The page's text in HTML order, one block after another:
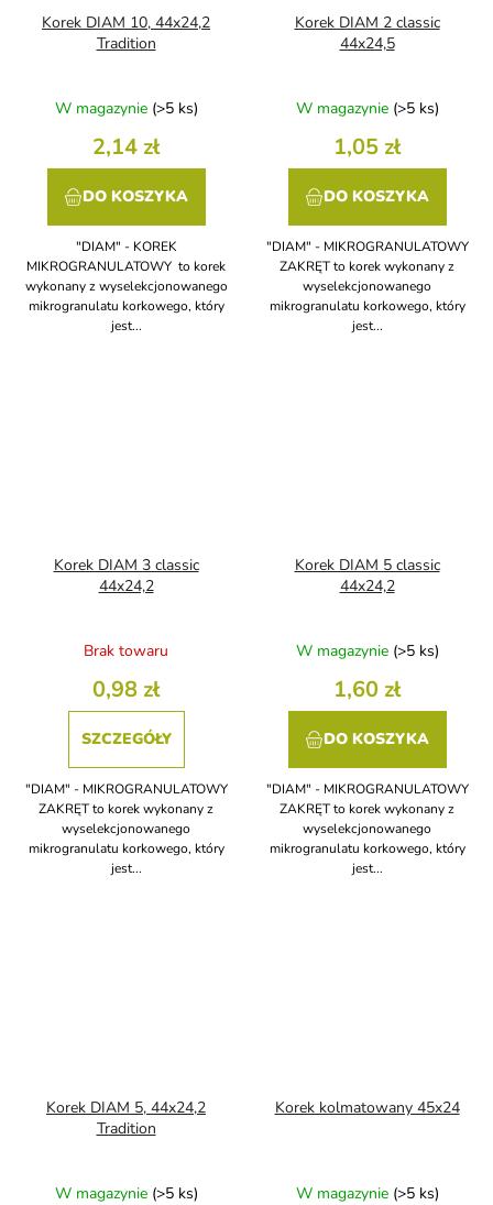
Korek DIAM 10, 44x24,2
Tradition
W magazynie (>5 ks)
2,14 zł
DO KOSZYKA
"DIAM" - KOREK
MIKROGRANULATOWY to korek
wykonany z wyselekcjonowanego
mikrogranulatu korkowego, który
jest...
Korek DIAM 2 classic
44x24,5
W magazynie (>5 ks)
1,05 zł
DO KOSZYKA
"DIAM" - MIKROGRANULATOWY
ZAKRĘT to korek wykonany z
wyselekcjonowanego
mikrogranulatu korkowego, który
jest...
Korek DIAM 3 classic
44x24,2
Brak towaru
0,98 zł
SZCZEGÓŁY
"DIAM" - MIKROGRANULATOWY
ZAKRĘT to korek wykonany z
wyselekcjonowanego
mikrogranulatu korkowego, który
jest...
Korek DIAM 5 classic
44x24,2
W magazynie (>5 ks)
1,60 zł
DO KOSZYKA
"DIAM" - MIKROGRANULATOWY
ZAKRĘT to korek wykonany z
wyselekcjonowanego
mikrogranulatu korkowego, który
jest...
Korek DIAM 5, 44x24,2
Tradition
W magazynie (>5 ks)
Korek kolmatowany 45x24
W magazynie (>5 ks)